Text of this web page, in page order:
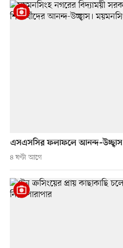
এসএসসির ফলাফলে আনন্দ–উচ্ছ্বাস
৪ ঘণ্টা আগে